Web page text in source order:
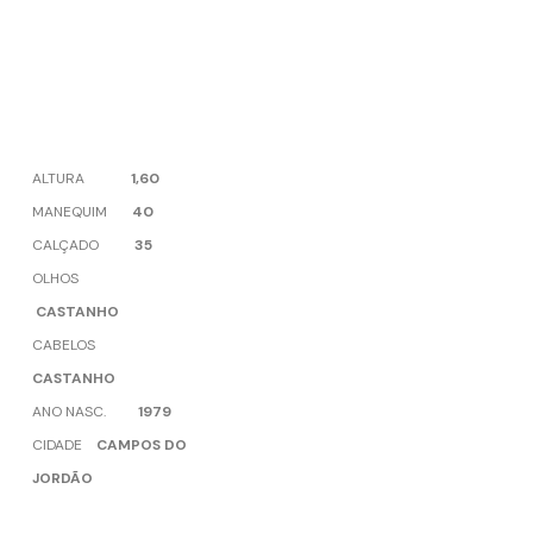
ALTURA 1,60
MANEQUIM 40
CALÇADO 35
OLHOS
CASTANHO
CABELOS
CASTANHO
ANO NASC. 1979
CIDADE CAMPOS DO
JORDÃO